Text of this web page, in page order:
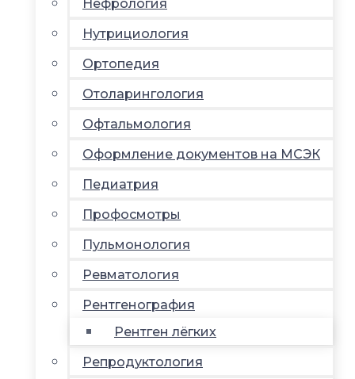
Нефрология
Нутрициология
Ортопедия
Отоларингология
Офтальмология
Оформление документов на МСЭК
Педиатрия
Профосмотры
Пульмонология
Ревматология
Рентгенография
Рентген лёгких
Репродуктология